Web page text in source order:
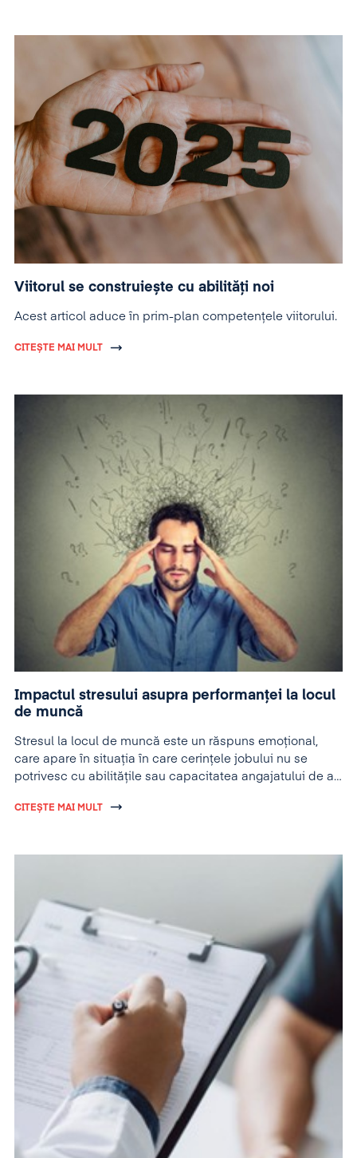
Viitorul se construiește cu abilități noi
Acest articol aduce în prim-plan competențele viitorului.
CITEȘTE MAI MULT
Impactul stresului asupra performanței la locul
de muncă
Stresul la locul de muncă este un răspuns emoțional,
care apare în situația în care cerințele jobului nu se
potrivesc cu abilitățile sau capacitatea angajatului de a
CITEȘTE MAI MULT